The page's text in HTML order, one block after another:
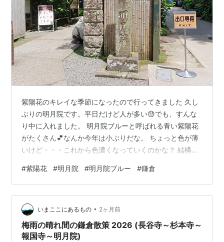
紫陽花のキレイな季節になったので行ってきました 久し
ぶりの明月院です。平日だけど人が多い😓でも、すんな
り中に入れました。 明月院ブルーと呼ばれる青い紫陽花
がたくさん💕なんか今年は小ぶりだな。 ちょっと色が薄
いけど・・・これから色濃くなっていくのかな？ 結構、
した。 色が混じったのも！ 青いのばかりではありませ
ん！白い紫陽花 ちょっと変わったのも・・・この紫陽花
はまだ満開になっていません。 縁が紫のは紫式部と言う
らしいです。 赤い（紫？）のもあります。 お地蔵さまが
紫陽花を抱えてる～😍 日本庭園もあります。 竹林も。
でも、やっぱり明月院は青い紫…
#紫陽花 #明月院 #明月院ブルー #鎌倉
いまここにあるもの • 2ヶ月前
梅雨の晴れ間の鎌倉散策 2026 (長谷寺～杉本寺～
報国寺～明月院)